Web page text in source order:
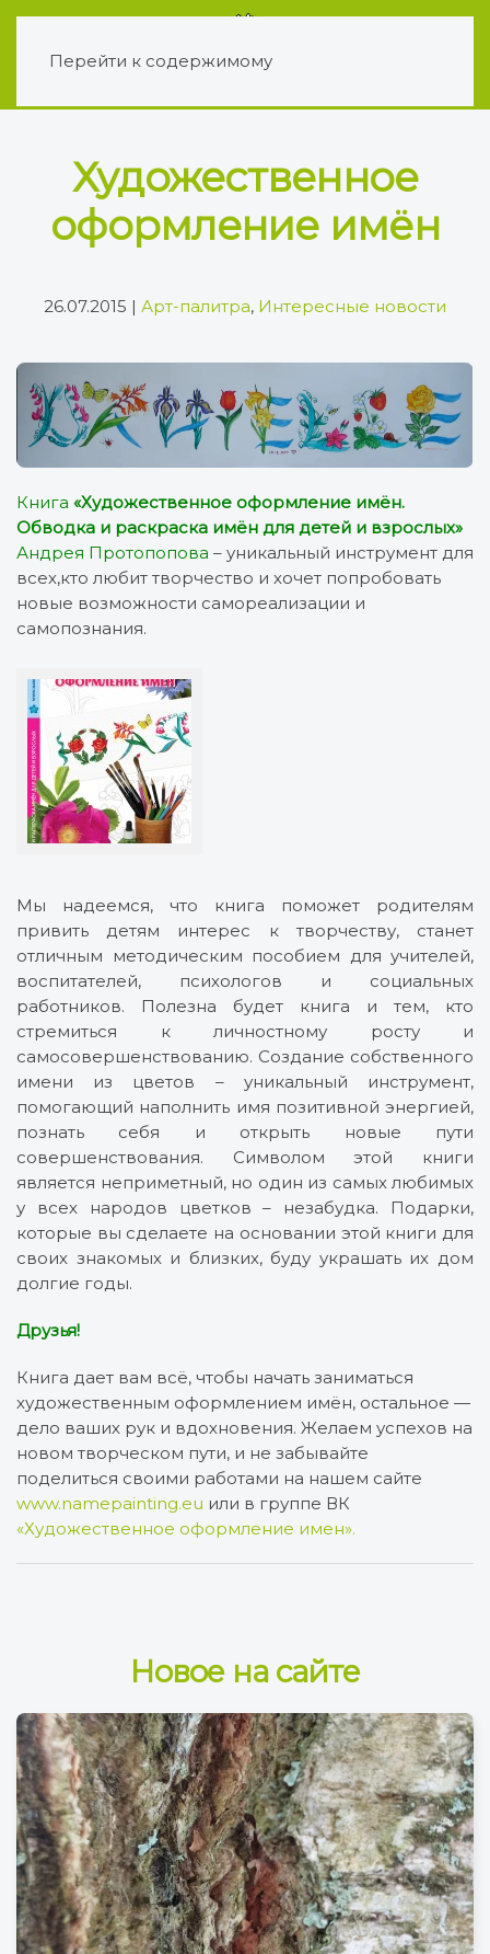
Перейти к содержимому
Художественное
оформление имён
26.07.2015 | Арт-палитра, Интересные новости
Книга «Художественное оформление имён.
Обводка и раскраска имён для детей и взрослых»
Андрея Протопопова – уникальный инструмент для
всех,кто любит творчество и хочет попробовать
новые возможности самореализации и
самопознания.
Мы надеемся, что книга поможет родителям
привить детям интерес к творчеству, станет
отличным методическим пособием для учителей,
воспитателей, психологов и социальных
работников. Полезна будет книга и тем, кто
стремиться к личностному росту и
самосовершенствованию. Создание собственного
имени из цветов – уникальный инструмент,
помогающий наполнить имя позитивной энергией,
познать себя и открыть новые пути
совершенствования. Символом этой книги
является неприметный, но один из самых любимых
у всех народов цветков – незабудка. Подарки,
которые вы сделаете на основании этой книги для
своих знакомых и близких, буду украшать их дом
долгие годы.
Друзья!
Книга дает вам всё, чтобы начать заниматься
художественным оформлением имён, остальное —
дело ваших рук и вдохновения. Желаем успехов на
новом творческом пути, и не забывайте
поделиться своими работами на нашем сайте
www.namepainting.eu или в группе ВК
«Художественное оформление имен».
Новое на сайте